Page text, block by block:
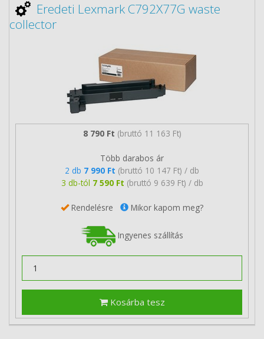
Eredeti Lexmark C792X77G waste
collector
8 790 Ft (bruttó 11 163 Ft)
Több darabos ár
2 db 7 990 Ft (bruttó 10 147 Ft) / db
3 db-tól 7 590 Ft (bruttó 9 639 Ft) / db
Rendelésre Mikor kapom meg?
Ingyenes szállítás
Kosárba tesz